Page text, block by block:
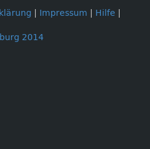
Impressum Hilfe
2014